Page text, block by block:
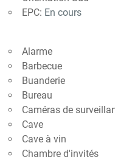
EPC: En cours
Alarme
Barbecue
Buanderie
Bureau
Caméras de
Cave
Cave à vin
Chambre d'invités